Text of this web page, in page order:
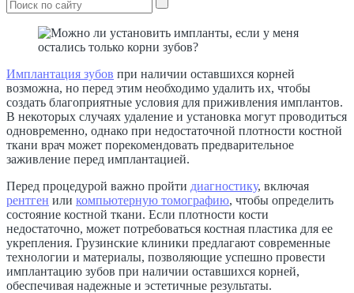
Имплантация зубов при наличии оставшихся корней
возможна, но перед этим необходимо удалить их, чтобы
создать благоприятные условия для приживления имплантов.
В некоторых случаях удаление и установка могут проводиться
одновременно, однако при недостаточной плотности костной
ткани врач может порекомендовать предварительное
заживление перед имплантацией.
Перед процедурой важно пройти диагностику, включая
рентген или компьютерную томографию, чтобы определить
состояние костной ткани. Если плотности кости
недостаточно, может потребоваться костная пластика для ее
укрепления. Грузинские клиники предлагают современные
технологии и материалы, позволяющие успешно провести
имплантацию зубов при наличии оставшихся корней,
обеспечивая надежные и эстетичные результаты.